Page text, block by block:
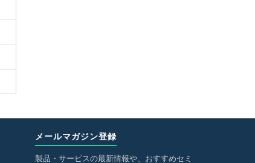
メールマガジン登録
製品・サービスの最新情報や、おすすめセミ